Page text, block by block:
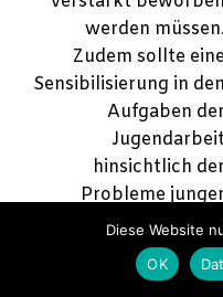
werden müssen.
Zudem sollte
Sensibilisierung in den
Aufgaben der
Jugendarbeit
hinsichtlich der
Probleme junger
Menschen im
oder der
stattfinden.
Diese Website
OK